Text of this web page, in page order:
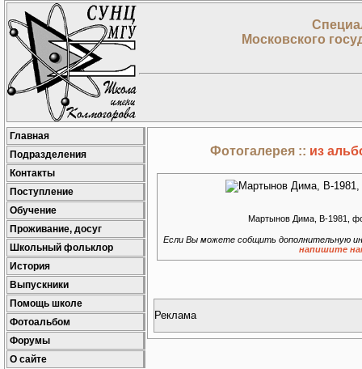
Московского
Главная
Подразделения
Контакты
Поступление
Обучение
Проживание, досуг
Школьный фольклор
История
Выпускники
Помощь школе
Фотоальбом
Форумы
О сайте
Фотогалерея :: из
Мартынов Дима, В-1981,
Если Вы можете собщить дополнительную
напишите
Реклама